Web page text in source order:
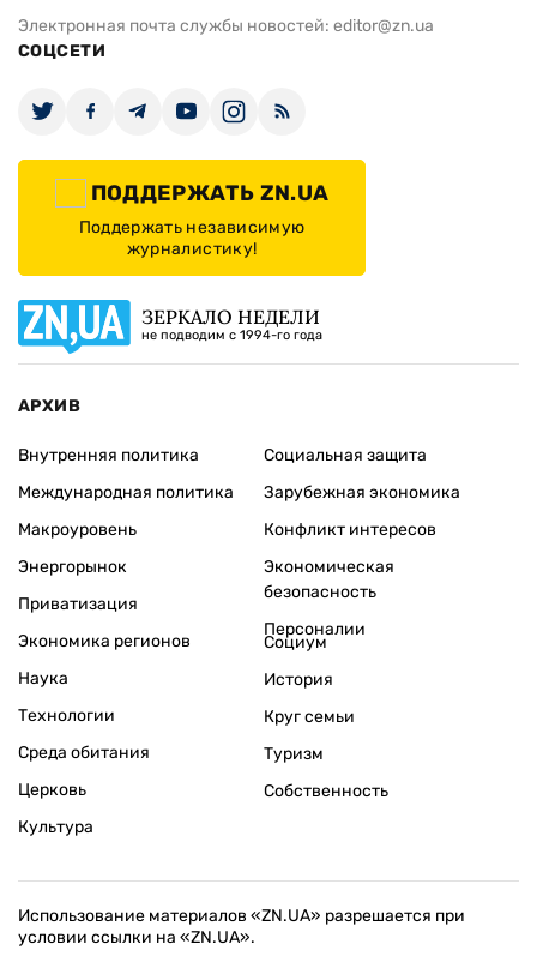
Электронная почта службы новостей: editor@zn.ua
СОЦСЕТИ
ПОДДЕРЖАТЬ ZN.UA
Поддержать независимую
журналистику!
ЗЕРКАЛО НЕДЕЛИ
не подводим с 1994-го года
АРХИВ
Внутренняя политика
Международная политика
Макроуровень
Энергорынок
Приватизация
Экономика регионов
Социальная защита
Зарубежная экономика
Конфликт интересов
Экономическая
безопасность
Персоналии
Наука
Технологии
Среда обитания
Церковь
Культура
Социум
История
Круг семьи
Туризм
Собственность
Использование материалов «ZN.UA» разрешается при
условии ссылки на «ZN.UA».